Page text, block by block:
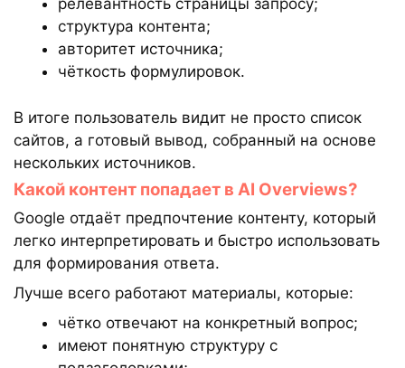
релевантность страницы запросу;
структура контента;
авторитет источника;
чёткость формулировок.
В итоге пользователь видит не просто список
сайтов, а готовый вывод, собранный на основе
нескольких источников.
Какой контент попадает в AI Overviews?
Google отдаёт предпочтение контенту, который
легко интерпретировать и быстро использовать
для формирования ответа.
Лучше всего работают материалы, которые:
чётко отвечают на конкретный вопрос;
имеют понятную структуру с